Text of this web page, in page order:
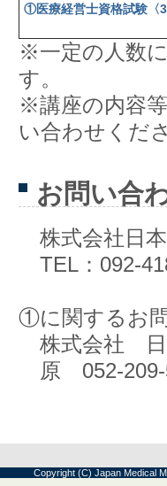
①医療経営士資格試験〈
※一定の人数
す。
※講座の内容
い合わせくだ
お問い合
株式会社日
TEL：092-
①に関するお
株式会社 日
原 052-209-
Copyright (C) Japan Medical